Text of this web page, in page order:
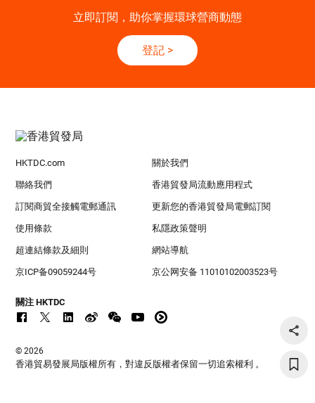
立即訂閱，助你掌握環球營商動態
登記 >
HKTDC.com 關於我們
聯絡我們 香港貿發局流動應用程式
訂閱商貿全接觸電郵通訊 更新您的香港貿發局電郵訂閱
使用條款 私隱政策聲明
超連結條款及細則 網站導航
京ICP备09059244号 京公网安备 11010102003523号
關注 HKTDC
© 2026
香港貿易發展局版權所有，對違反版權者保留一切追索權利 。